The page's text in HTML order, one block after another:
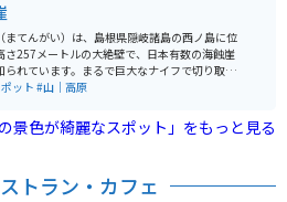
草を
見られます。駐車場やトイレも整備されてお
を満喫する観光地として人気があります。
まてんがい）は、島根県隠岐諸島の西ノ島に位
さ257メートルの大絶壁で、日本有数の海蝕崖
られています。まるで巨大なナイフで切り取ら
な垂直な断崖は、壮大な日本海の景観とともに
にも指定され、遊歩道が整備されているため、
レッキングを楽しむことができます。草原地帯
り、海と自然の美しさを堪能できる観光スポッ
ット#山｜高原
の景色が綺麗なスポット」をもっと見る
トラン・カフェ